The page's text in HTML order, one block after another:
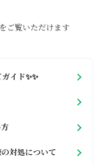
ご覧いただけます
イド✨✨
対処について